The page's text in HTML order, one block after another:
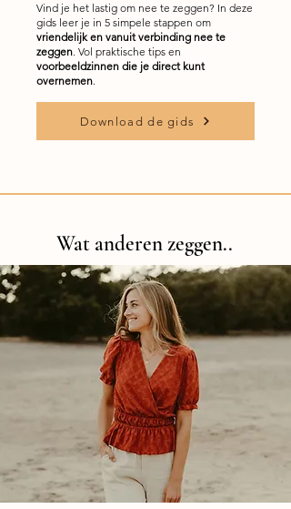
Vind je het lastig om nee te zeggen? In deze
gids leer je in 5 simpele stappen om
vriendelijk en vanuit verbinding nee te
zeggen. Vol praktische tips en
voorbeeldzinnen die je direct kunt
overnemen.
Download de gids
Wat anderen zeggen..